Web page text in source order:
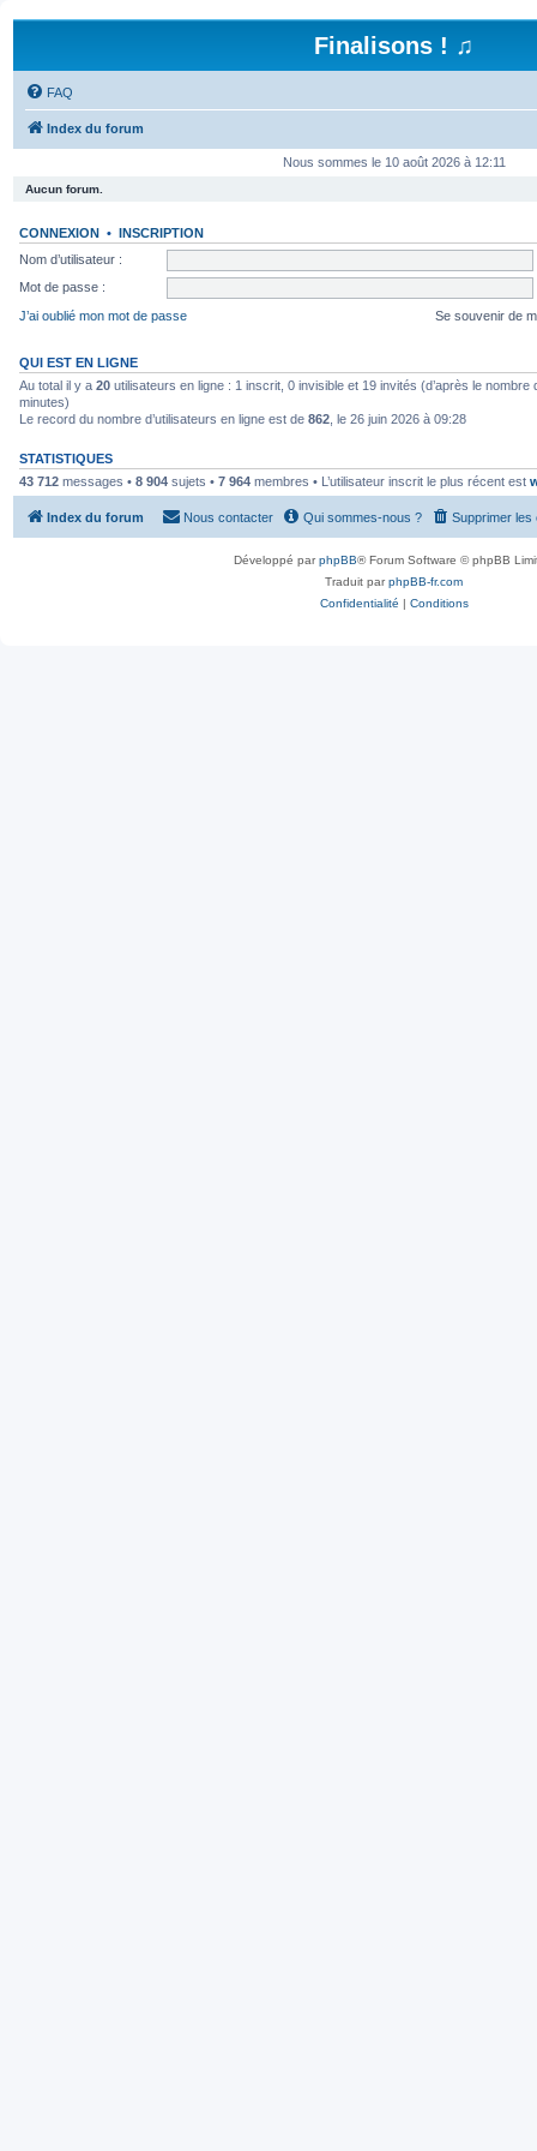
Finalisons ! ♫
FAQ
Index du forum
Nous sommes le 10 août 2026 à 12:11
Aucun forum.
CONNEXION • INSCRIPTION
Nom d’utilisateur :
Mot de passe :
J’ai oublié mon mot de passe
Se souvenir de
QUI EST EN LIGNE
Au total il y a 20 utilisateurs en ligne : 1 inscrit, 0 invisible et 19 invités (d’après le nombre
minutes)
Le record du nombre d’utilisateurs en ligne est de 862 , le 26 juin 2026 à 09:28
STATISTIQUES
43 712 messages • 8 904 sujets • 7 964 membres • L’utilisateur inscrit le plus récent est
Index du forum Supprimer les
Qui sommes-nous ?
Nous contacter
Développé parphpBB® Forum Software © phpBB
Traduit parphpBB-fr.com
Confidentialité | Conditions